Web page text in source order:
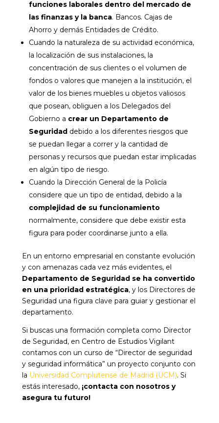
funciones laborales dentro del mercado de
las finanzas y la banca. Bancos. Cajas de
Ahorro y demás Entidades de Crédito.
Cuando la naturaleza de su actividad económica,
la localización de sus instalaciones, la
concentración de sus clientes o el volumen de
fondos o valores que manejen a la institución, el
valor de los bienes muebles u objetos valiosos
que posean, obliguen a los Delegados del
Gobierno a crear un Departamento de
Seguridaddebido a los diferentes riesgos que
se puedan llegar a correr y la cantidad de
personas y recursos que puedan estar implicadas
en algún tipo de riesgo.
Cuando la Dirección General de la Policía
considere que un tipo de entidad, debido a la
complejidad de su funcionamiento
normalmente, considere que debe existir esta
figura para poder coordinarse junto a ella.
En un entorno empresarial en constante evolución
y con amenazas cada vez más evidentes, el
Departamento de Seguridad se ha convertido
en una prioridad estratégica, y los Directores de
Seguridad una figura clave para guiar y gestionar el
departamento.
Si buscas una formación completa como Director
de Seguridad, en Centro de Estudios Vigilant
contamos con un curso de “Director de seguridad
y seguridad informática” un proyecto conjunto con
la Universidad Complutense de Madrid (UCM). Si
estás interesado, ¡contacta con nosotros y
asegura tu futuro!